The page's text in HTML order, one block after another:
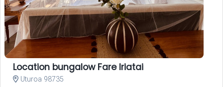
Location bungalow Fare Iriatai
Uturoa 98735